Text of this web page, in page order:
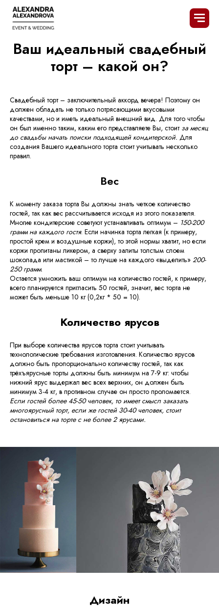
Главная / Услуги
Заказ свадебного торта
Ваш идеальный свадебный
торт – какой он?
Свадебный торт – заключительный аккорд вечера! Поэтому он
должен обладать не только потрясающими вкусовыми
качествами, но и иметь идеальный внешний вид. Для того чтобы
он был именно таким, каким его представляете Вы, стоит за месяц
до свадьбы начать поиски подходящей кондитерской. Для
создания Вашего идеального торта стоит учитывать несколько
правил.
Вес
К моменту заказа торта Вы должны знать четкое количество
гостей, так как вес рассчитывается исходя из этого показателя.
Многие кондитерские советуют устанавливать оптимум – 150-200
грамм на каждого гостя. Если начинка торта легкая (к примеру,
простой крем и воздушные коржи), то этой нормы хватит, но если
коржи пропитаны ликером, а сверху залиты толстым слоем
шоколада или мастикой – то лучше на каждого «выделить» 200-
250 грамм.
Остается умножить ваш оптимум на количество гостей, к примеру,
всего планируется пригласить 50 гостей, значит, вес торта не
может быть меньше 10 кг (0,2кг * 50 = 10).
Количество ярусов
При выборе количества ярусов торта стоит учитывать
технологические требования изготовления. Количество ярусов
должно быть пропорционально количеству гостей, так как
трёхъярусные торты должны быть минимум на 7-9 кг: чтобы
нижний ярус выдержал вес всех верхних, он должен быть
минимум 3-4 кг, в противном случае он просто проломается.
Если гостей более 45-50 человек, то имеет смысл заказать
многоярусный торт, если же гостей 30-40 человек, стоит
остановиться на торте с не более 2 ярусами.
Дизайн